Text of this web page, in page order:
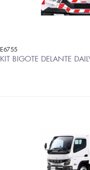
E6755
KIT BIGOTE DELANTE